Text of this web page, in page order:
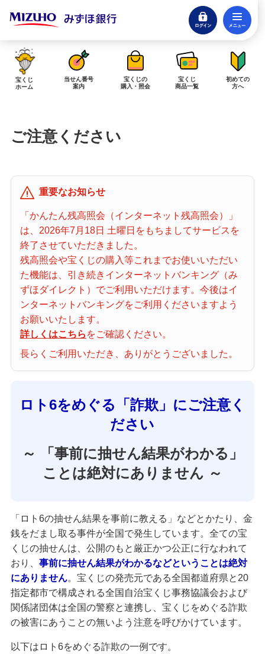
ログイン
閉じる
みずほダイレクトログイン
当せん金の受取方法について
購入した宝くじの確認方法について
「代金が引き落としされない」「購入明細に表示されない」にお答えしま
す。
宝くじホーム
当せん番号案内
宝くじの購入・照会
宝くじ商品一覧
初めての方へ
みずほ銀行店舗・ATM
発売スケジュール
みずほ銀行について
宝くじ
ホーム
当せん番号
案内
宝くじの
購入・照会
宝くじ
商品一覧
初めての
方へ
ご注意ください
重要なお知らせ
「かんたん残高照会（インターネット残高照会）」
は、2026年7月18日 土曜日をもちましてサービスを
終了させていただきました。
残高照会や宝くじの購入等これまでお使いいただい
た機能は、引き続きインターネットバンキング（み
ずほダイレクト）でご利用いただけます。今後はイ
ンターネットバンキングをご利用くださいますよう
お願いいたします。
詳しくはこちら をご確認ください。
長らくご利用いただき、ありがとうございました。
ロト6をめぐる「詐欺」にご注意く
ださい
～ 「事前に抽せん結果がわかる」
ことは絶対にありません ～
「ロト6の抽せん結果を事前に教える」などとかたり、金
銭をだまし取る事件が全国で発生しています。全ての宝
くじの抽せんは、公開のもと厳正かつ公正に行なわれて
おり、 事前に抽せん結果がわかるなどということは絶対
にありません。宝くじの発売元である全国都道府県と20
指定都市で構成される全国自治宝くじ事務協議会および
関係諸団体は全国の警察と連携し、宝くじをめぐる詐欺
の被害にあうことの無いよう注意を呼びかけています。
以下はロト6をめぐる詐欺の一例です。